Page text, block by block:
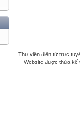
Thư viện điện tử trực
Website được thừa kế